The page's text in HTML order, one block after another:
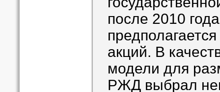
после 2010
акций. В
модели для
РЖД выбрал